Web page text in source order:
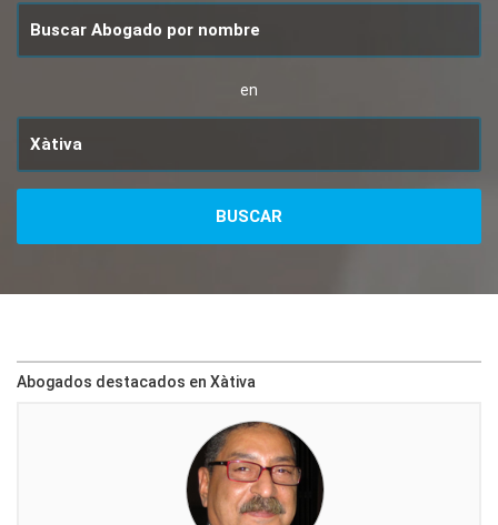
en
Abogados destacados en Xàtiva